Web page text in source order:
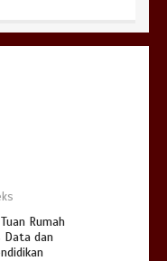
Rumah
Data dan